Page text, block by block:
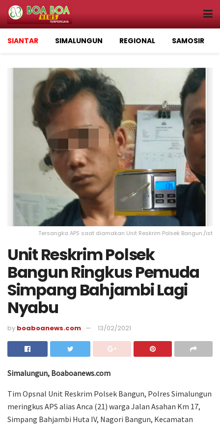
SIANTAR SIMALUNGUN REGIONAL SAMOSIR
Tersangka APS saat diamakan Unit Reskrim Polsek Bangun./ist
Unit Reskrim Polsek
Bangun Ringkus Pemuda
Simpang Bahjambi Lagi
Nyabu
by boaboanews.com 13/02/2021
Simalungun, Boaboanews.com
Tim Opsnal Unit Reskrim Polsek Bangun, Polres Simalungun
meringkus APS alias Anca (21) warga Jalan Asahan Km 17,
Simpang Bahjambi Huta IV, Nagori Bangun, Kecamatan